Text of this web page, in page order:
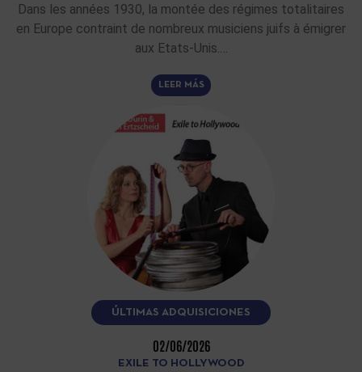
Dans les années 1930, la montée des régimes totalitaires
en Europe contraint de nombreux musiciens juifs à émigrer
aux Etats-Unis.…
LEER MÁS
ÚLTIMAS ADQUISICIONES
02/06/2026
EXILE TO HOLLYWOOD